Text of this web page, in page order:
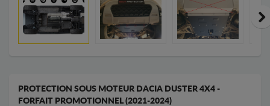
PROTECTION SOUS MOTEUR DACIA DUSTER 4X4 -
FORFAIT PROMOTIONNEL (2021-2024)